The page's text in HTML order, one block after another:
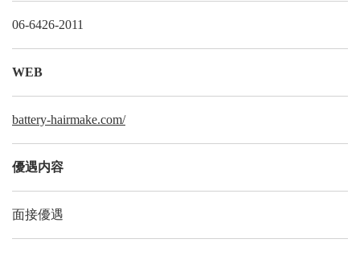
06-6426-2011
WEB
battery-hairmake.com/
優遇内容
面接優遇